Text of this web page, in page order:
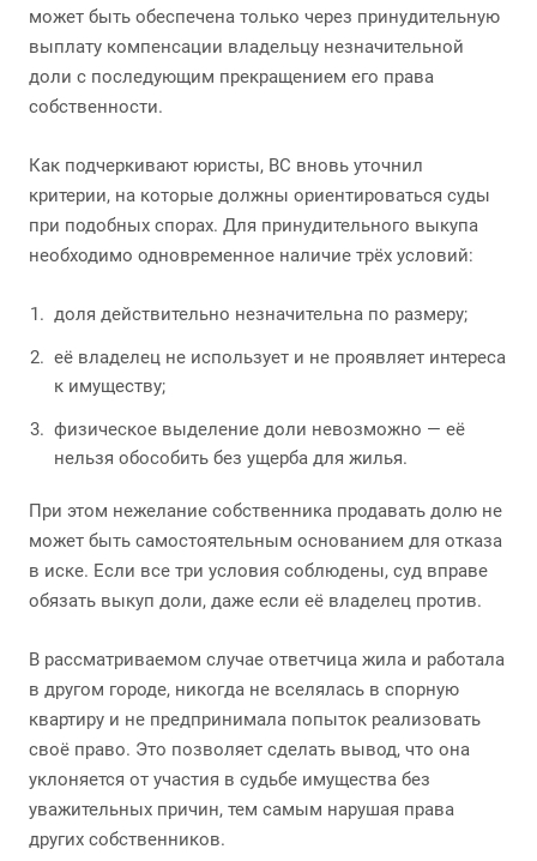
может быть обеспечена только через принудительную
выплату компенсации владельцу незначительной
доли с последующим прекращением его права
собственности.
Как подчеркивают юристы, ВС вновь уточнил
критерии, на которые должны ориентироваться суды
при подобных спорах. Для принудительного выкупа
необходимо одновременное наличие трёх условий:
доля действительно незначительна по размеру;
её владелец не использует и не проявляет интереса
к имуществу;
физическое выделение доли невозможно — её
нельзя обособить без ущерба для жилья.
При этом нежелание собственника продавать долю не
может быть самостоятельным основанием для отказа
в иске. Если все три условия соблюдены, суд вправе
обязать выкуп доли, даже если её владелец против.
В рассматриваемом случае ответчица жила и работала
в другом городе, никогда не вселялась в спорную
квартиру и не предпринимала попыток реализовать
своё право. Это позволяет сделать вывод, что она
уклоняется от участия в судьбе имущества без
уважительных причин, тем самым нарушая права
других собственников.